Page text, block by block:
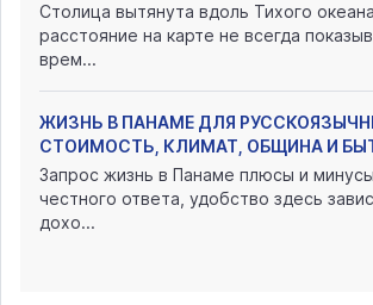
Столица вытянута вдоль Тихого
расстояние на карте не всегда
врем...
ЖИЗНЬ В ПАНАМЕ ДЛЯ
СТОИМОСТЬ, КЛИМАТ, ОБЩИНА И
Запрос жизнь в Панаме плюсы и
честного ответа, удобство здесь
дохо...